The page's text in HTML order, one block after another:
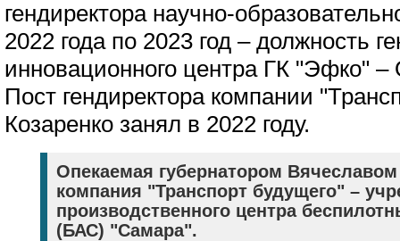
гендиректора научно-
2022 года по 2023 год – должность
инновационного центра ГК
Пост гендиректора компании
Козаренко занял в 2022 году.
Опекаемая губернатором
компания "Транспорт будущего" –
производственного центра
(БАС) "Самара".